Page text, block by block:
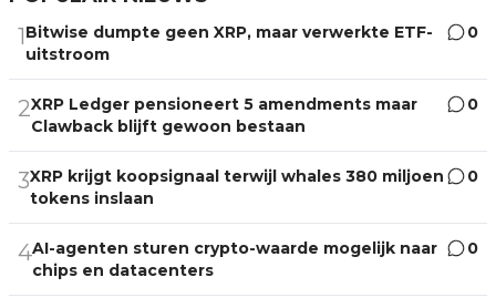
1Bitwise dumpte geen XRP, maar verwerkte ETF-
uitstroom
0
2XRP Ledger pensioneert 5 amendments maar
Clawback blijft gewoon bestaan
0
3XRP krijgt koopsignaal terwijl whales 380 miljoen
tokens inslaan
0
4AI-agenten sturen crypto-waarde mogelijk naar
chips en datacenters
0